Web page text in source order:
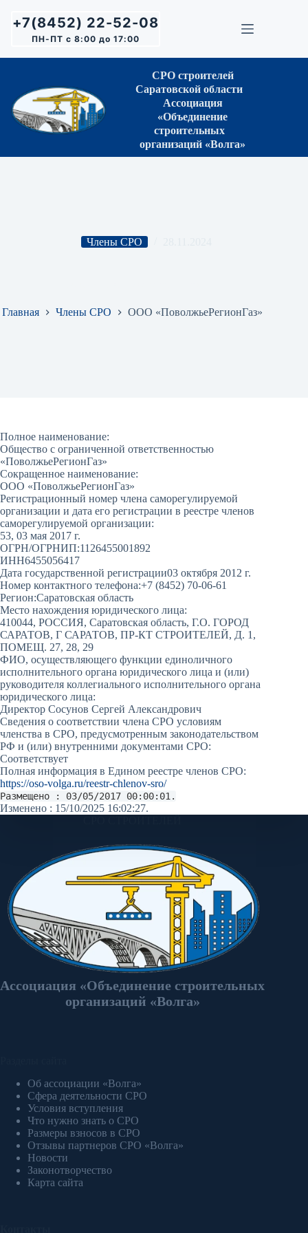
сути+7(8452) 22-52-08
ПН-ПТ с 8:00 до 17:00
СРО строителей
Саратовской области
Ассоциация
«Объединение
строительных
организаций «Волга»
Члены СРО
Главная Члены СРО ООО «ПоволжьеРегионГаз»
Полное наименование:
Общество с ограниченной ответственностью
«ПоволжьеРегионГаз»
Сокращенное наименование:
ООО «ПоволжьеРегионГаз»
Регистрационный номер члена саморегулируемой
организации и дата его регистрации в реестре членов
саморегулируемой организации:
53, 03 мая 2017 г.
ОГРН/ОГРНИП:1126455001892
ИНН6455056417
Дата государственной регистрации03 октября 2012 г.
Номер контактного телефона:+7 (8452) 70-06-61
Регион:Саратовская область
Место нахождения юридического лица:
410044, РОССИЯ, Саратовская область, Г.О. ГОРОД
САРАТОВ, Г САРАТОВ, ПР-КТ СТРОИТЕЛЕЙ, Д. 1,
ПОМЕЩ. 27, 28, 29
ФИО, осуществляющего функции единоличного
исполнительного органа юридического лица и (или)
руководителя коллегиального исполнительного органа
юридического лица:
Директор Сосунов Сергей Александрович
Сведения о соответствии члена СРО условиям
членства в СРО, предусмотренным законодательством
РФ и (или) внутренними документами СРО:
Соответствует
Полная информация в Едином реестре членов СРО:
https://oso-volga.ru/reestr-chlenov-sro/
Размещено : 03/05/2017 00:00:01.
Изменено : 15/10/2025 16:02:27.
Ассоциация «Объединение строительных
организаций «Волга»
Об ассоциации «Волга»
Сфера деятельности СРО
Условия вступления
Что нужно знать о СРО
Размеры взносов в СРО
Отзывы партнеров СРО «Волга»
Новости
Законотворчество
Карта сайта